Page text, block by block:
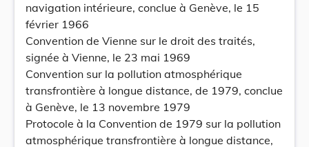
navigation intérieure, conclue à Genève, le 15
février 1966
Convention de Vienne sur le droit des traités,
signée à Vienne, le 23 mai 1969
Convention sur la pollution atmosphérique
transfrontière à longue distance, de 1979, conclue
à Genève, le 13 novembre 1979
Protocole à la Convention de 1979 sur la pollution
atmosphérique transfrontière à longue distance,